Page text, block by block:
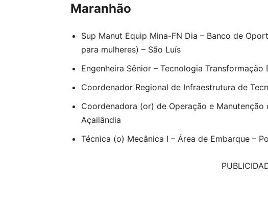
Maranhão
Sup Manut Equip Mina-FN Dia – Banco de
para mulheres) – São Luís
Engenheira Sênior – Tecnologia Transformação
Coordenador Regional de Infraestrutura de
Coordenadora (or) de Operação e Manutenção
Açailândia
Técnica (o) Mecânica I – Área de Embarque –